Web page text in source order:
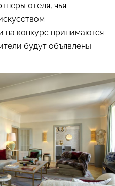
отеля, чья
на конкурс принимаются
будут объявлены